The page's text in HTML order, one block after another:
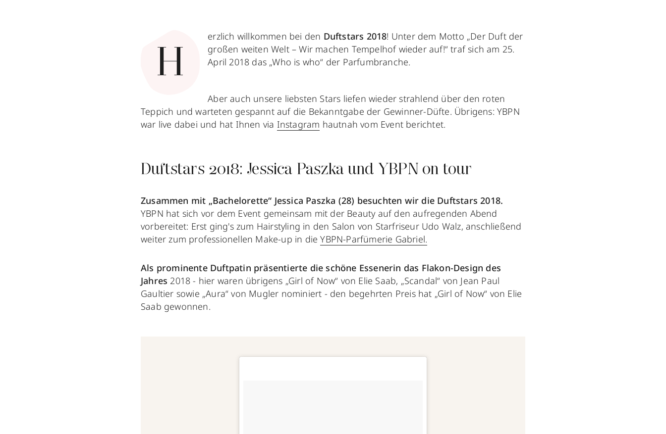
H
erzlich willkommen bei den Duftstars 2018! Unter dem Motto „Der Duft der
großen weiten Welt – Wir machen Tempelhof wieder auf!“ traf sich am 25.
April 2018 das „Who is who“ der Parfumbranche.
Aber auch unsere liebsten Stars liefen wieder strahlend über den roten
Teppich und warteten gespannt auf die Bekanntgabe der Gewinner-Düfte. Übrigens: YBPN
war live dabei und hat Ihnen via Instagram hautnah vom Event berichtet.
Duftstars 2018: Jessica Paszka und YBPN on tour
Zusammen mit „Bachelorette“ Jessica Paszka (28) besuchten wir die Duftstars 2018.
YBPN hat sich vor dem Event gemeinsam mit der Beauty auf den aufregenden Abend
vorbereitet: Erst ging's zum Hairstyling in den Salon von Starfriseur Udo Walz, anschließend
weiter zum professionellen Make-up in dieYBPN-Parfümerie Gabriel.
Als prominente Duftpatin präsentierte die schöne Essenerin das Flakon-Design des
Jahres 2018 - hier waren übrigens „Girl of Now“ von Elie Saab, „Scandal“ von Jean Paul
Gaultier sowie „Aura“ von Mugler nominiert - den begehrten Preis hat „Girl of Now“ von Elie
Saab gewonnen.